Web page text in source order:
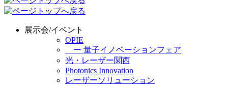
展示会/イベント
OPIE
ー 量子イノベーションフェア
光・レーザー関西
Photonics Innovation
レーザーソリューション